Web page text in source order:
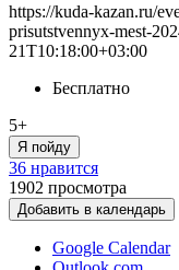
https://kuda-kazan.ru/
prisutstvennyx-mest-
21T10:18:00+03:00
Бесплатно
5+
Я пойду
36 нравится
1902 просмотра
Добавить в календарь
Google Calendar